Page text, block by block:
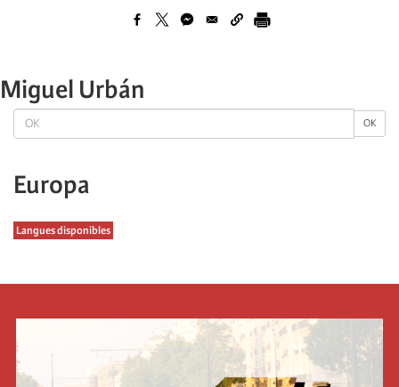
OK OK
Europa
Langues disponibles
Miguel Urbán